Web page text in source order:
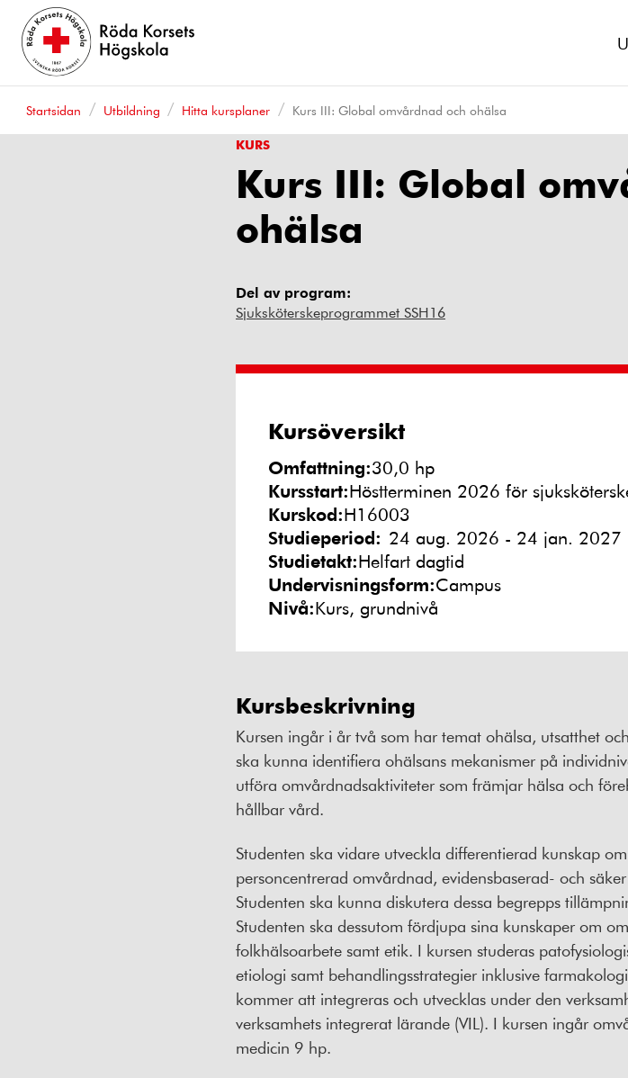
Startsidan Utbildning Hitta kursplaner
Kurs III: Global omvårdnad och ohälsa
KURS
Kurs III: Global
ohälsa
Del av program:
Sjuksköterskeprogrammet SSH16
Kursöversikt
Omfattning:30,0 hp
Kursstart:Höstterminen 2026 för
Kurskod:H16003
Studieperiod: 24 aug. 2026 - 24 jan. 2027
Studietakt:Helfart dagtid
Undervisningsform:Campus
Nivå:Kurs, grundnivå
Kursbeskrivning
Kursen ingår i år två som har temat ohälsa, utsatthet
ska kunna identifiera ohälsans mekanismer på
utföra omvårdnadsaktiviteter som främjar hälsa och
hållbar vård.
Studenten ska vidare utveckla differentierad kunskap
personcentrerad omvårdnad, evidensbaserad- och
Studenten ska kunna diskutera dessa begrepps
Studenten ska dessutom fördjupa sina kunskaper om
folkhälsoarbete samt etik. I kursen studeras
etiologi samt behandlingsstrategier inklusive
kommer att integreras och utvecklas under den
verksamhets integrerat lärande (VIL). I kursen ingår
medicin 9 hp.